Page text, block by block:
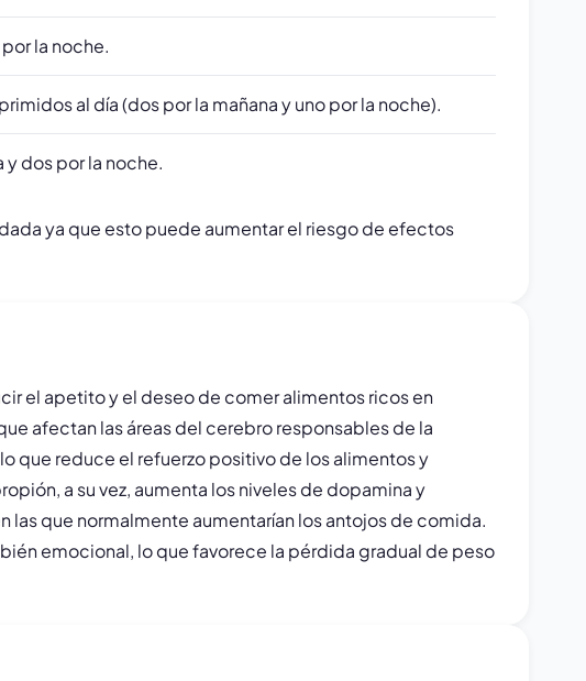
la noche.
al día (dos por la mañana y uno por la noche).
dos por la noche.
ya que esto puede aumentar el riesgo de efectos
el apetito y el deseo de comer alimentos ricos en
afectan las áreas del cerebro responsables de la
que reduce el refuerzo positivo de los alimentos y
a su vez, aumenta los niveles de dopamina y
que normalmente aumentarían los antojos de comida.
emocional, lo que favorece la pérdida gradual de peso